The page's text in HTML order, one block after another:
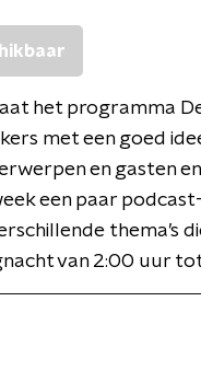
het programma
met een goed
en gasten
een paar
thema’s
van 2:00 uur